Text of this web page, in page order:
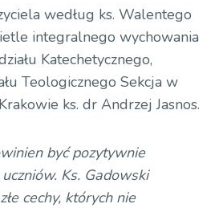
według ks. Walentego
integralnego wychowania
Katechetycznego,
Teologicznego Sekcja w
ks. dr Andrzej Jasnos.
być pozytywnie
Ks. Gadowski
cechy, których nie